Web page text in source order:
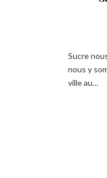
Sucre
nous y
ville au…